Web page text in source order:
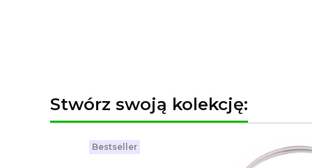
Stwórz swoją kolekcję:
Bestseller